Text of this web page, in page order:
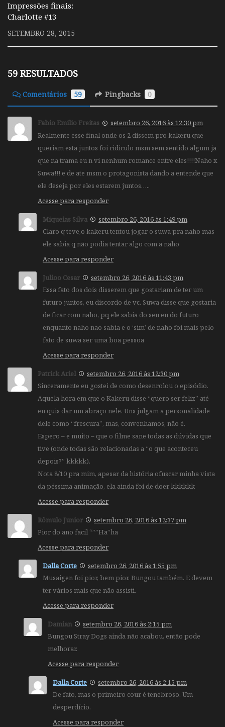
Impressões finais:
Charlotte #13
SETEMBRO 28, 2015
59 RESULTADOS
Comentários 59 Pingbacks 0
Fabio Emilio Freitas
setembro 26, 2016 às 12:30 pm
Realmente esse final onde os 2 dissem pro kakeru que
queriam esta juntos foi ridiculo msm sem sentido algum ja
que na trama eu n vi nenhum romance entre eles!!!!Naho x
Suwa!!! e de ate msm o protagonista dando a entende que
ele deseja por eles estarem juntos…..
Acesse para responder
Miqueias Silva
setembro 26, 2016 às 1:49 pm
Claro q teve,o kakeru tentou jogar o suwa pra naho mas
ele sabia q não podia tentar algo com a naho
Acesse para responder
Julioo Cesar
setembro 26, 2016 às 11:43 pm
Essa fato dos dois disserem que gostariam de ter um
futuro juntos, eu discordo de vc. Suwa disse que gostaria
de ficar com naho, pq ele sabia do seu eu do futuro
enquanto naho nao sabia e o ‘sim’ de naho foi mais pelo
fato de suwa ser uma boa pessoa
Acesse para responder
Patrick Ariel
setembro 26, 2016 às 12:30 pm
Sinceramente eu gostei de como desenrolou o episódio.
Aquela hora em que o Kakeru disse “quero ser feliz” até
eu quis dar um abraço nele. Uns julgam a personalidade
dele como “frescura”, mas, convenhamos, não é.
Espero – e muito – que o filme sane todas as dúvidas que
tive (onde todas são relacionadas a “o que aconteceu
depois?” kkkkk).
Nota 8/10 pra mim, apesar da história ofuscar minha vista
da péssima animação, ela ainda foi de doer kkkkkk
Acesse para responder
Rômulo Junior
setembro 26, 2016 às 12:37 pm
Pior do ano facil “””Ha”ha
Acesse para responder
Dalla Corte
setembro 26, 2016 às 1:55 pm
Musaigen foi pior, bem pior. Bungou também. E devem
ter vários mais que não assisti.
Acesse para responder
Damian
setembro 26, 2016 às 2:15 pm
Bungou Stray Dogs ainda não acabou, então pode
melhorar.
Acesse para responder
Dalla Corte
setembro 26, 2016 às 2:15 pm
De fato, mas o primeiro cour é tenebroso. Um
desperdício.
Acesse para responder